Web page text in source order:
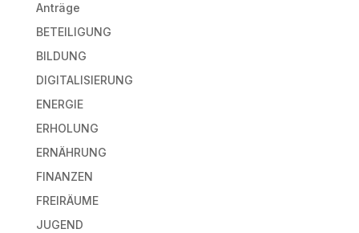
Anträge
BETEILIGUNG
BILDUNG
DIGITALISIERUNG
ENERGIE
ERHOLUNG
ERNÄHRUNG
FINANZEN
FREIRÄUME
JUGEND